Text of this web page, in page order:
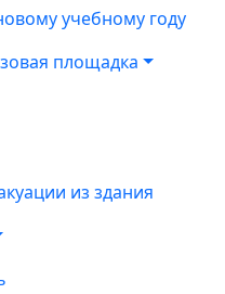
учебному году
площадка
из здания